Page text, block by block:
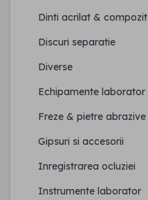
Dinti acrilat & compozit
Discuri separatie
Diverse
Echipamente laborator
Freze & pietre abrazive
Gipsuri si accesorii
Inregistrarea ocluziei
Instrumente laborator